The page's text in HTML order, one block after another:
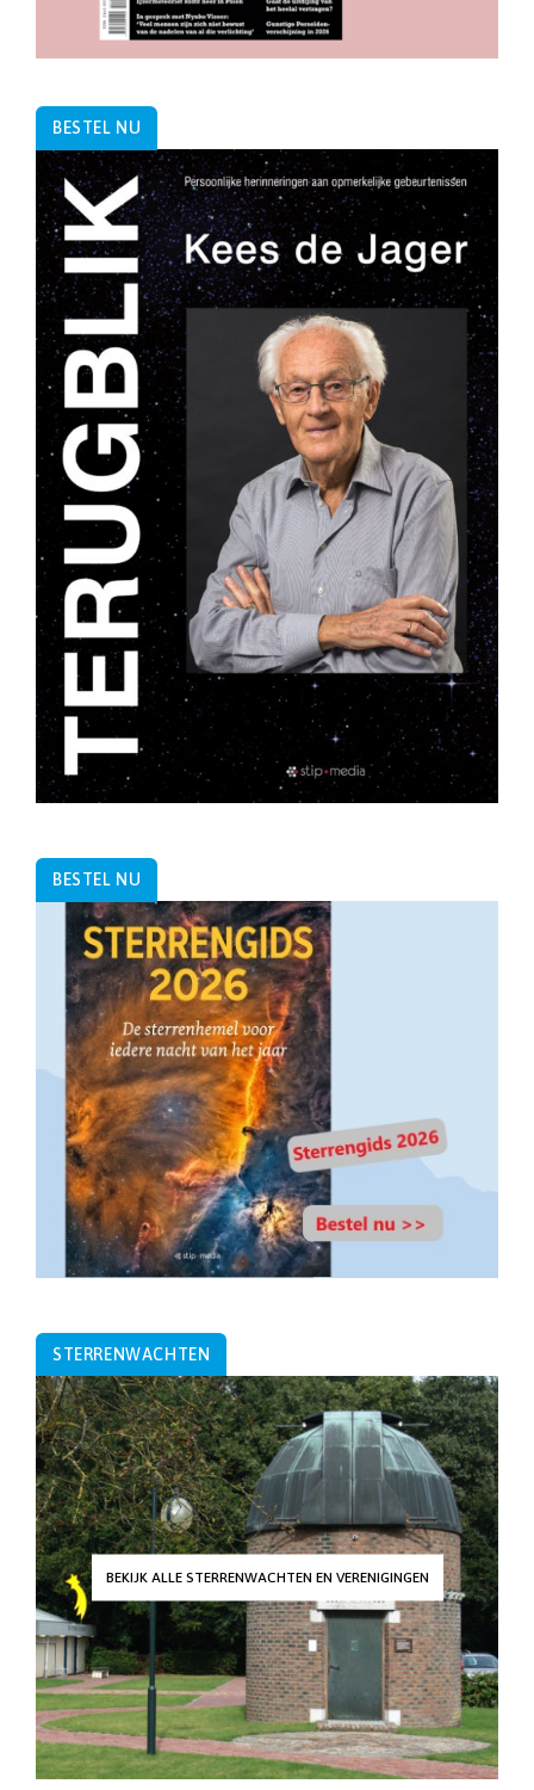
BESTEL NU
BESTEL NU
STERRENWACHTEN
BEKIJK ALLE STERRENWACHTEN EN VERENIGINGEN